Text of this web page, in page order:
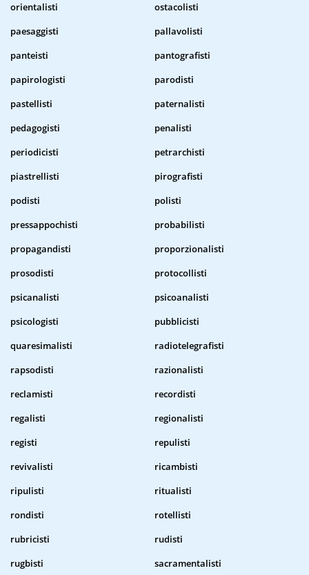
orientalisti
ostacolisti
paesaggisti
pallavolisti
panteisti
pantografisti
papirologisti
parodisti
pastellisti
paternalisti
pedagogisti
penalisti
periodicisti
petrarchisti
piastrellisti
pirografisti
podisti
polisti
pressappochisti
probabilisti
propagandisti
proporzionalisti
prosodisti
protocollisti
psicanalisti
psicoanalisti
psicologisti
pubblicisti
quaresimalisti
radiotelegrafisti
rapsodisti
razionalisti
reclamisti
recordisti
regalisti
regionalisti
registi
repulisti
revivalisti
ricambisti
ripulisti
ritualisti
rondisti
rotellisti
rubricisti
rudisti
rugbisti
sacramentalisti